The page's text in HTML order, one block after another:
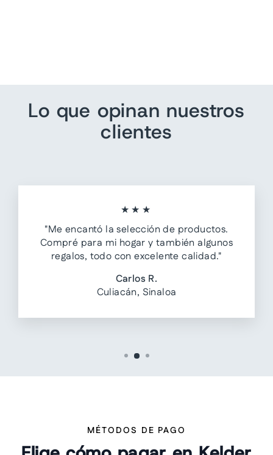
Lo que opinan nuestros
clientes
★★★
"Me encantó la selección de productos.
Compré para mi hogar y también algunos
regalos, todo con excelente calidad."
Carlos R.
Culiacán, Sinaloa
MÉTODOS DE PAGO